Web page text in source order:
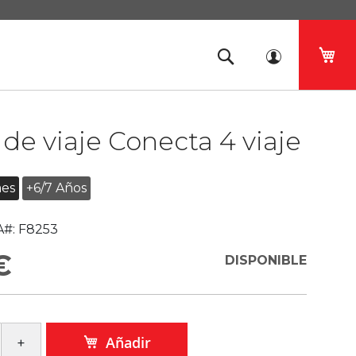
viaje Conecta 4 viaje
+6/7 Años
F8253
DISPONIBLE
Añadir